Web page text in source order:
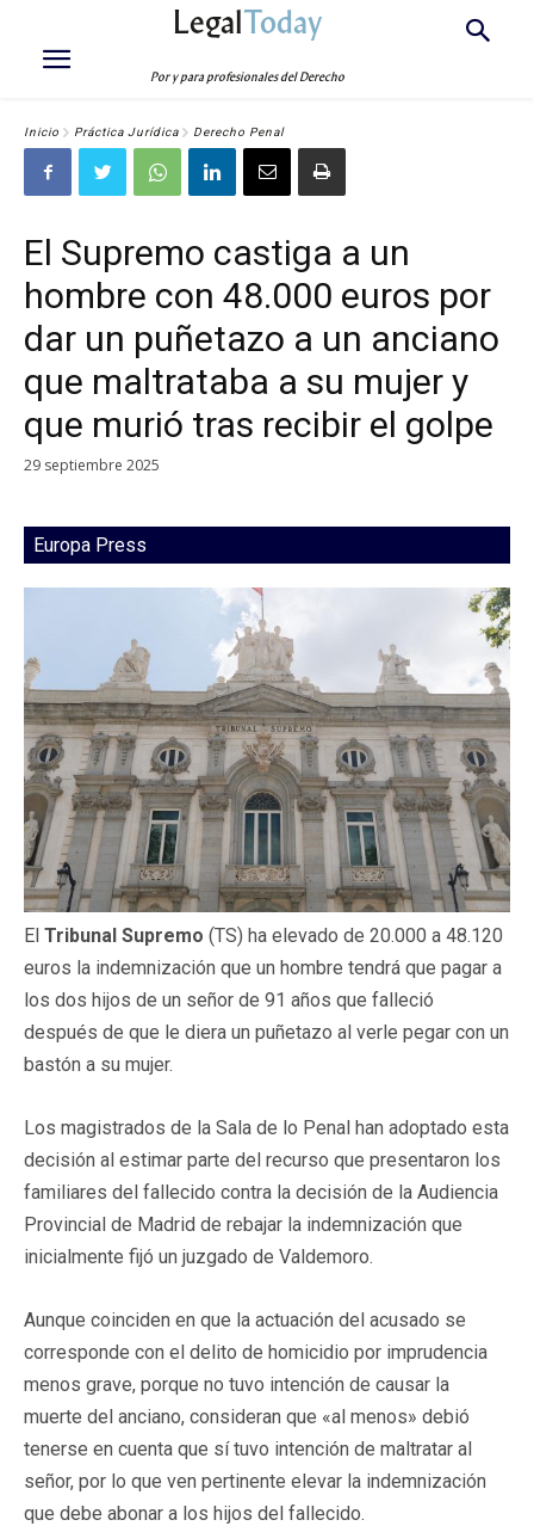
LegalToday
Por y para profesionales del Derecho
Inicio Práctica Jurídica Derecho Penal
El Supremo castiga a un
hombre con 48.000 euros por
dar un puñetazo a un anciano
que maltrataba a su mujer y
que murió tras recibir el golpe
29 septiembre 2025
Europa Press
El Tribunal Supremo (TS) ha elevado de 20.000 a 48.120
euros la indemnización que un hombre tendrá que pagar a
los dos hijos de un señor de 91 años que falleció
después de que le diera un puñetazo al verle pegar con un
bastón a su mujer.
Los magistrados de la Sala de lo Penal han adoptado esta
decisión al estimar parte del recurso que presentaron los
familiares del fallecido contra la decisión de la Audiencia
Provincial de Madrid de rebajar la indemnización que
inicialmente fijó un juzgado de Valdemoro.
Aunque coinciden en que la actuación del acusado se
corresponde con el delito de homicidio por imprudencia
menos grave, porque no tuvo intención de causar la
muerte del anciano, consideran que «al menos» debió
tenerse en cuenta que sí tuvo intención de maltratar al
señor, por lo que ven pertinente elevar la indemnización
que debe abonar a los hijos del fallecido.